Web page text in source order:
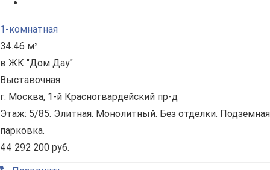
1-комнатная
34.46 м²
в ЖК "Дом Дау"
Выставочная
г. Москва, 1-й Красногвардейский пр-д
Этаж: 5/85. Элитная. Монолитный. Без отделки. Подземная
парковка.
44 292 200 руб.